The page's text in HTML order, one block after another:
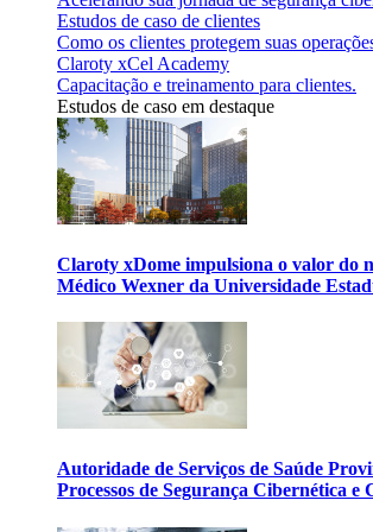
Estudos de caso de clientes
Como os clientes protegem suas
Claroty xCel Academy
Capacitação e treinamento para clientes.
Estudos de caso em destaque
Claroty xDome impulsiona o valor do
Médico Wexner da Universidade
Autoridade de Serviços de Saúde
Processos de Segurança Cibernética